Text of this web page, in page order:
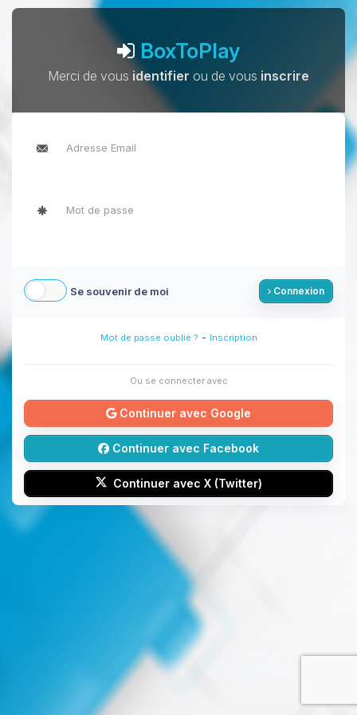
BoxToPlay
Merci de vous identifier ou de vous inscrire
Se souvenir de moi Connexion
Mot de passe oublié ? - Inscription
Ou se connecter avec
Continuer avec Google
Continuer avec Facebook
Continuer avec X (Twitter)